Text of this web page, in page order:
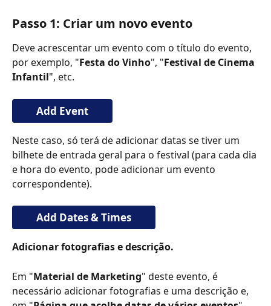
Passo 1: Criar um novo evento
Deve acrescentar um evento com o título do evento,
por exemplo, "Festa do Vinho", "Festival de Cinema
Infantil", etc.
Add Event
Neste caso, só terá de adicionar datas se tiver um
bilhete de entrada geral para o festival (para cada dia
e hora do evento, pode adicionar um evento
correspondente).
Add Dates & Times
Adicionar fotografias e descrição.
Em "Material de Marketing" deste evento, é
necessário adicionar fotografias e uma descrição e,